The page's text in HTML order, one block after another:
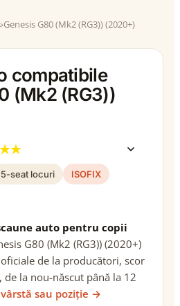
›Genesis G80 (Mk2 (RG3)) (2020+)
compatibile
(Mk2 (RG3))
5-seat locuri
ISOFIX
auto pentru copii
G80 (Mk2 (RG3)) (2020+)
de la producători, scor
de la nou-născut până la 12
sau poziție →